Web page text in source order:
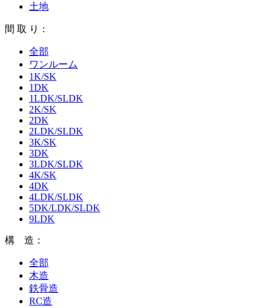
土地
間 取 り：
全部
ワンルーム
1K/SK
1DK
1LDK/SLDK
2K/SK
2DK
2LDK/SLDK
3K/SK
3DK
3LDK/SLDK
4K/SK
4DK
4LDK/SLDK
5DK/LDK/SLDK
9LDK
構 造：
全部
木造
鉄骨造
RC造